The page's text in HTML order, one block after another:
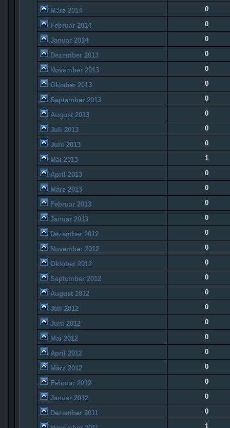
März 2014 0
Februar 2014 0
Januar 2014 0
Dezember 2013 0
November 2013 0
Oktober 2013 0
September 2013 0
August 2013 0
Juli 2013 0
Juni 2013 0
Mai 2013 1
April 2013 0
März 2013 0
Februar 2013 0
Januar 2013 0
Dezember 2012 0
November 2012 0
Oktober 2012 0
September 2012 0
August 2012 0
Juli 2012 0
Juni 2012 0
Mai 2012 0
April 2012 0
März 2012 0
Februar 2012 0
Januar 2012 0
Dezember 2011 0
1